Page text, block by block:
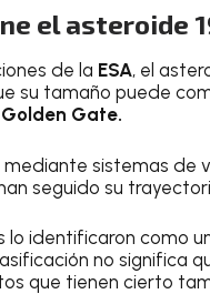
el asteroide
de la ESA, el
su tamaño puede
Golden Gate.
mediante sistemas de
seguido su
lo identificaron como
no significa
que tienen cierto